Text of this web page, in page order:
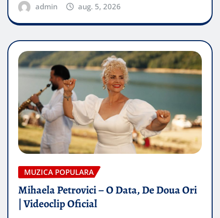
admin aug. 5, 2026
MUZICA POPULARA
Mihaela Petrovici – O Data, De Doua Ori
| Videoclip Oficial